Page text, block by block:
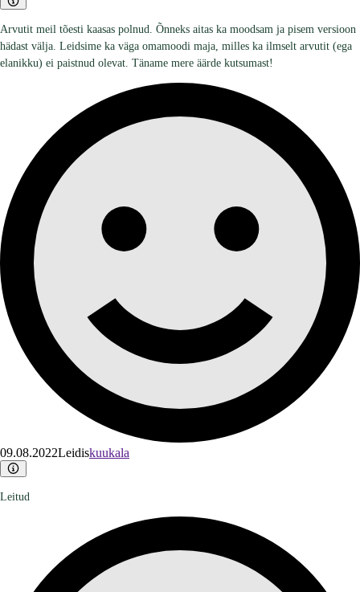
Arvutit meil tõesti kaasas polnud. Õnneks aitas ka moodsam ja pisem versioon
hädast välja. Leidsime ka väga omamoodi maja, milles ka ilmselt arvutit (ega
elanikku) ei paistnud olevat. Täname mere äärde kutsumast!
09.08.2022Leidiskuukala
Leitud